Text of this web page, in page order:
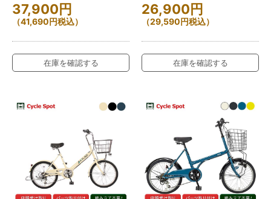
37,900円
（41,690円税込）
在庫を確認する
26,900円
（29,590円税込）
在庫を確認する